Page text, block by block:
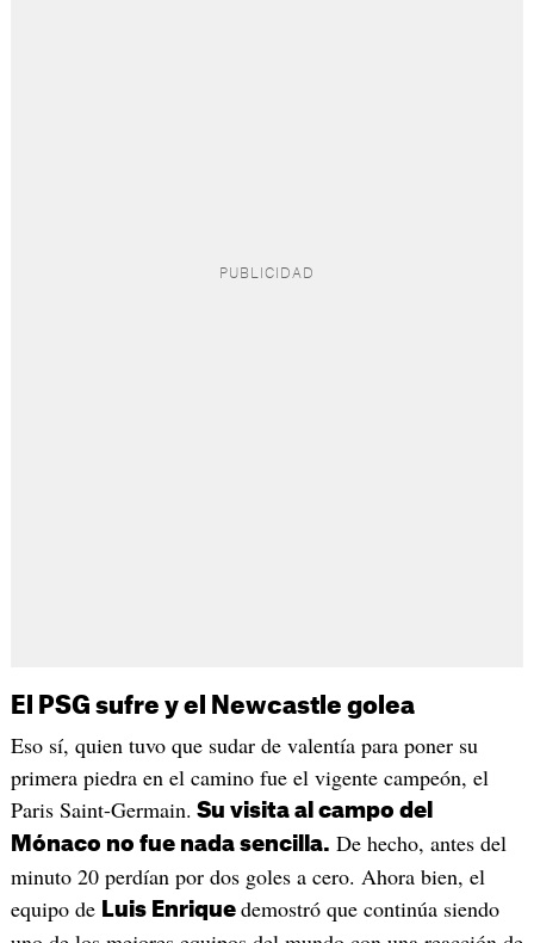
El PSG sufre y el Newcastle golea
Eso sí, quien tuvo que sudar de valentía para poner su
primera piedra en el camino fue el vigente campeón, el
Paris Saint-Germain. Su visita al campo del
Mónaco no fue nada sencilla. De hecho, antes del
minuto 20 perdían por dos goles a cero. Ahora bien, el
equipo de Luis Enrique demostró que continúa siendo